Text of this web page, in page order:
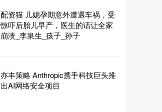
配资猫 儿媳孕期意外遭遇车祸，受
惊吓后胎儿早产，医生的话让全家
崩溃_李泉生_孩子_孙子
亦丰策略 Anthropic携手科技巨头推
出AI网络安全项目